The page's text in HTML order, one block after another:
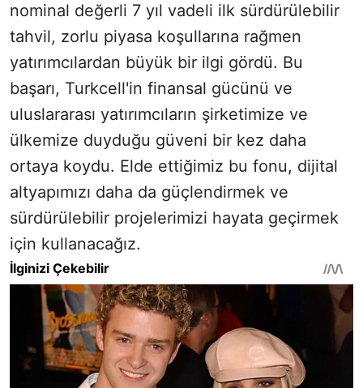
nominal değerli 7 yıl vadeli ilk sürdürülebilir
tahvil, zorlu piyasa koşullarına rağmen
yatırımcılardan büyük bir ilgi gördü. Bu
başarı, Turkcell'in finansal gücünü ve
uluslararası yatırımcıların şirketimize ve
ülkemize duyduğu güveni bir kez daha
ortaya koydu. Elde ettiğimiz bu fonu, dijital
altyapımızı daha da güçlendirmek ve
sürdürülebilir projelerimizi hayata geçirmek
için kullanacağız.